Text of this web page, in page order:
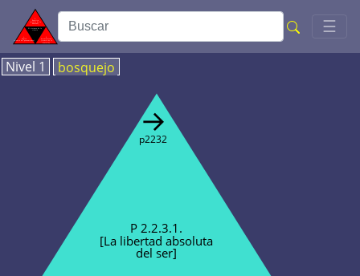
☰
Nivel 1 bosquejo
P 2.2.3.1.
[La libertad absoluta
del ser]
→
p2232